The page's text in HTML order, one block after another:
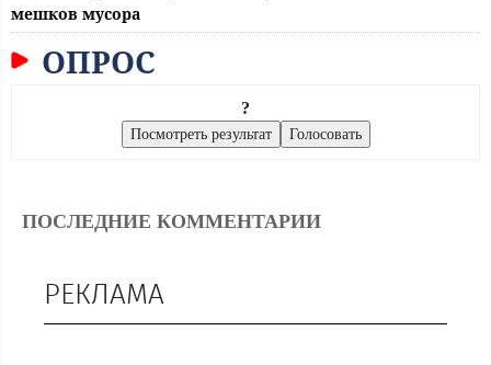
мешков мусора
ОПРОС
?
ПОСЛЕДНИЕ КОММЕНТАРИИ
РЕКЛАМА